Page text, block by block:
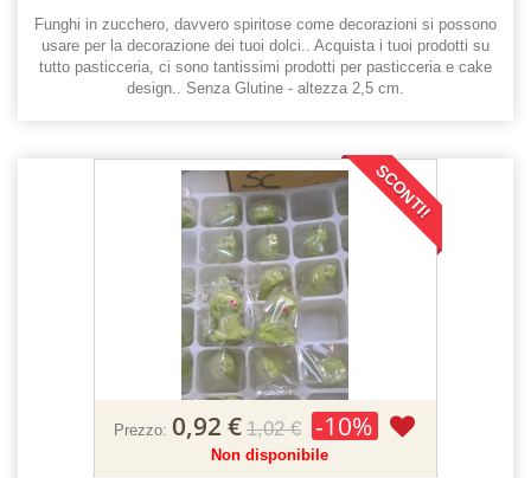
Funghi in zucchero, davvero spiritose come decorazioni si possono
usare per la decorazione dei tuoi dolci.. Acquista i tuoi prodotti su
tutto pasticceria, ci sono tantissimi prodotti per pasticceria e cake
design.. Senza Glutine - altezza 2,5 cm.
Prezzo: 0,92 € 1,02 € -10%
Non disponibile
SCONTI!